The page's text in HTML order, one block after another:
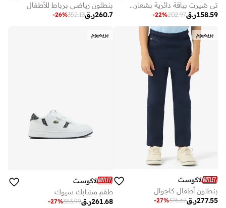
تي شيرت بياقة دائرية بشعار للأطفال
ر.ق158.59
202.97
-22%
بنطلون رياضي برباط للأطفال
ر.ق260.7
352.13
-26%
بريميوم
لاكوست
بنطلون أطفال كاجوال
ر.ق277.55
376.67
-27%
بريميوم
لاكوست
طقم مشابك سيوك
ر.ق261.68
353.99
-27%